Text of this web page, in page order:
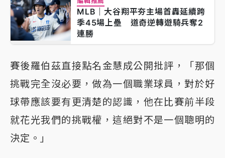
MLB｜大谷翔平夯主場首轟延續跨
季45場上壘 道奇逆轉遊騎兵奪2
連勝
賽後羅伯茲直接點名金慧成公開批評，「那個
挑戰完全沒必要，做為一個職業球員，對於好
球帶應該要有更清楚的認識，他在比賽前半段
就花光我們的挑戰權，這絕對不是一個聰明的
決定。」